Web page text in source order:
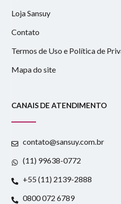
Loja Sansuy
Contato
Termos de Uso e Política de
Mapa do site
CANAIS DE ATENDIMENTO
contato@sansuy.com.br
(11) 99638-0772
+55 (11) 2139-2888
0800 072 6789